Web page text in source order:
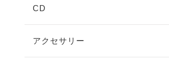
CD
アクセサリー